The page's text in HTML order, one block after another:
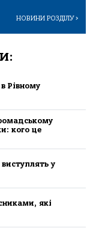
НОВИНИ РОЗДІЛУ>
Рівному
кого це
у
які